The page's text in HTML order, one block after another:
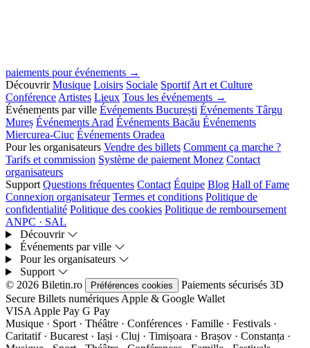
paiements pour événements →
Découvrir Musique Loisirs Sociale Sportif Art et Culture
Conférence Artistes Lieux Tous les événements →
Événements par ville Événements București Événements Târgu
Mureș Événements Arad Événements Bacău Événements
Miercurea-Ciuc Événements Oradea
Pour les organisateurs Vendre des billets Comment ça marche ?
Tarifs et commission Système de paiement Monez Contact
organisateurs
Support Questions fréquentes Contact Équipe Blog Hall of Fame
Connexion organisateur Termes et conditions Politique de
confidentialité Politique des cookies Politique de remboursement
ANPC · SAL
Découvrir
Événements par ville
Pour les organisateurs
Support
© 2026 Biletin.ro
Préférences cookies Paiements sécurisés 3D
Secure Billets numériques Apple & Google Wallet
VISA Apple Pay G Pay
Musique · Sport · Théâtre · Conférences · Famille · Festivals ·
Caritatif · Bucarest · Iași · Cluj · Timișoara · Brașov · Constanța ·